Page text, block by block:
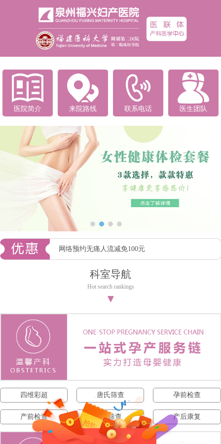
医院简介 来院路线 联系电话 医生团队
网络预约无痛人流减免100元
科室导航
Hot search rankings
▼
四维彩超 唐氏筛查 孕前检查
产前检查 NT筛查 产后康复